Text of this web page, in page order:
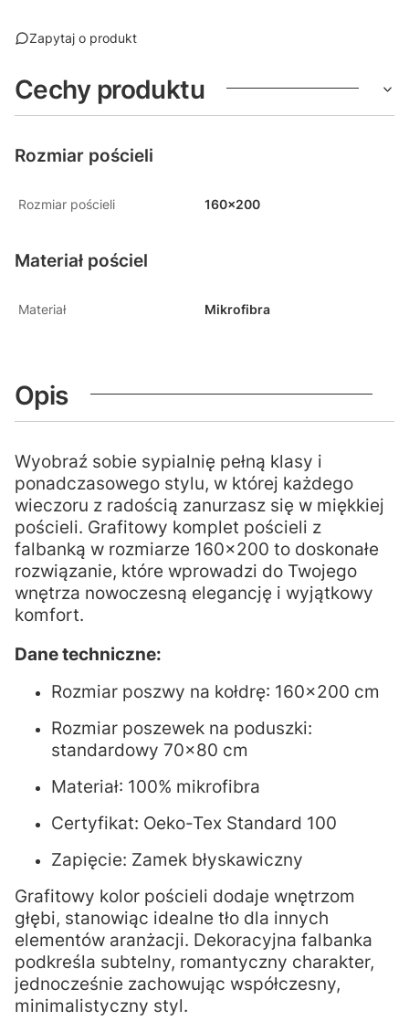
Zapytaj o produkt
Cechy produktu
Rozmiar pościeli
Rozmiar pościeli 160x200
Materiał pościel
Materiał Mikrofibra
Opis
Wyobraź sobie sypialnię pełną klasy i
ponadczasowego stylu, w której każdego
wieczoru z radością zanurzasz się w miękkiej
pościeli. Grafitowy komplet pościeli z
falbanką w rozmiarze 160x200 to doskonałe
rozwiązanie, które wprowadzi do Twojego
wnętrza nowoczesną elegancję i wyjątkowy
komfort.
Dane techniczne:
Rozmiar poszwy na kołdrę: 160x200 cm
Rozmiar poszewek na poduszki:
standardowy 70x80 cm
Materiał: 100% mikrofibra
Certyfikat: Oeko-Tex Standard 100
Zapięcie: Zamek błyskawiczny
Grafitowy kolor pościeli dodaje wnętrzom
głębi, stanowiąc idealne tło dla innych
elementów aranżacji. Dekoracyjna falbanka
podkreśla subtelny, romantyczny charakter,
jednocześnie zachowując współczesny,
minimalistyczny styl.